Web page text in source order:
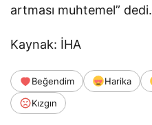
artması muhtemel” dedi.
Kaynak: İHA
Beğendim Harika
Kızgın